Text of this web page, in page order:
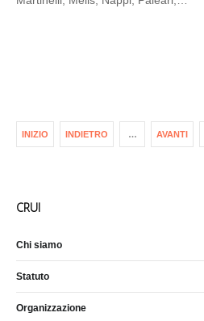
INIZIO INDIETRO … AVANTI
CRUI
Chi siamo
Statuto
Organizzazione